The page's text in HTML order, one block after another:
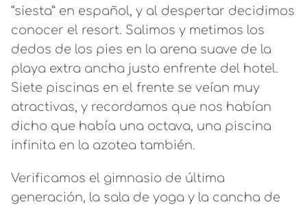
“siesta” en español, y al despertar decidimos
conocer el resort. Salimos y metimos los
dedos de los pies en la arena suave de la
playa extra ancha justo enfrente del hotel.
Siete piscinas en el frente se veían muy
atractivas, y recordamos que nos habían
dicho que había una octava, una piscina
infinita en la azotea también.
Verificamos el gimnasio de última
generación, la sala de yoga y la cancha de